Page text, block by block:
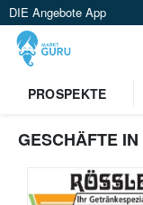
DIE Angebote App
PROSPEKTE
GESCHÄFTE